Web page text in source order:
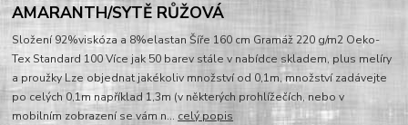
AMARANTH/SYTĚ RŮŽOVÁ
Složení 92%viskóza a 8%elastan Šíře 160 cm Gramáž 220 g/m2 Oeko-
Tex Standard 100 Více jak 50 barev stále v nabídce skladem, plus melíry
a proužky Lze objednat jakékoliv množství od 0,1m, množství zadávejte
po celých 0,1m například 1,3m (v některých prohlížečích, nebo v
mobilním zobrazení se vám n... celý popis